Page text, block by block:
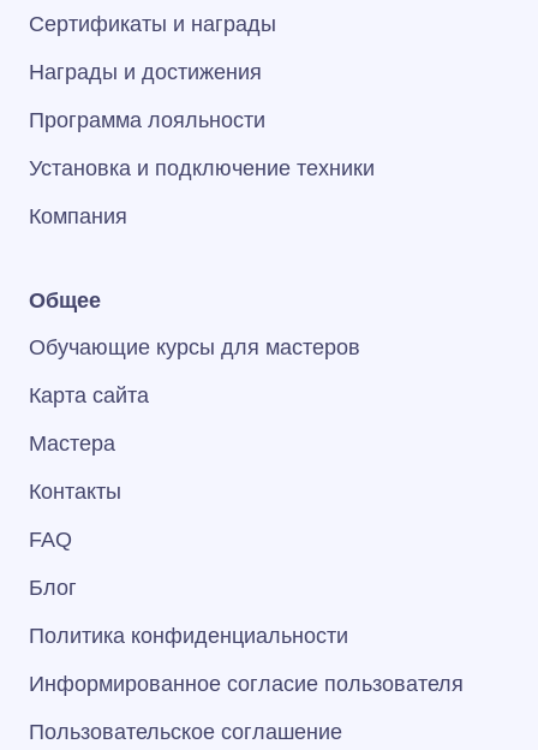
Сертификаты и награды
Награды и достижения
Программа лояльности
Установка и подключение техники
Компания
Общее
Обучающие курсы для мастеров
Карта сайта
Мастера
Контакты
FAQ
Блог
Политика конфиденциальности
Информированное согласие пользователя
Пользовательское соглашение